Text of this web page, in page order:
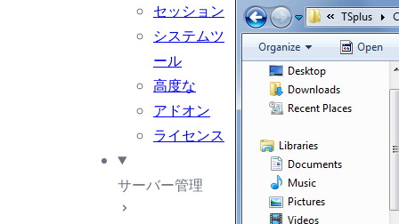
セッション
システムツ
ール
高度な
アドオン
ライセンス
サーバー管理